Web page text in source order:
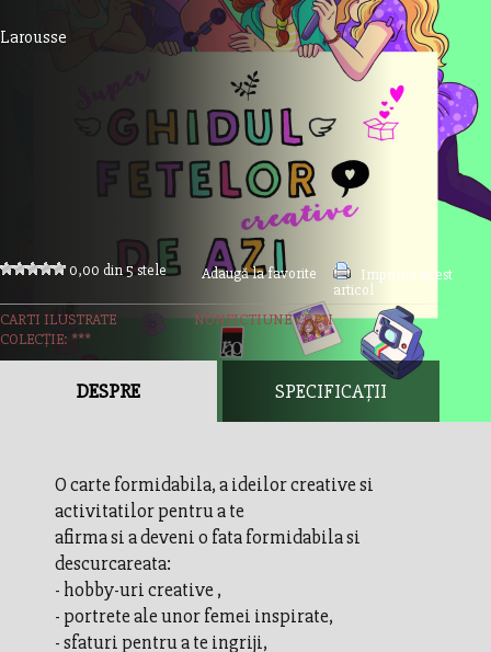
Larousse
0,00 din 5 stele Adaugă la favorite
Imprimă acest
articol
CARTI ILUSTRATE
NONFICTIUNE COPII
COLECȚIE: ***
DESPRE SPECIFICAȚII
O carte formidabila, a ideilor creative si
activitatilor pentru a te
afirma si a deveni o fata formidabila si
descurcareata:
- hobby-uri creative ,
- portrete ale unor femei inspirate,
- sfaturi pentru a te ingriji,